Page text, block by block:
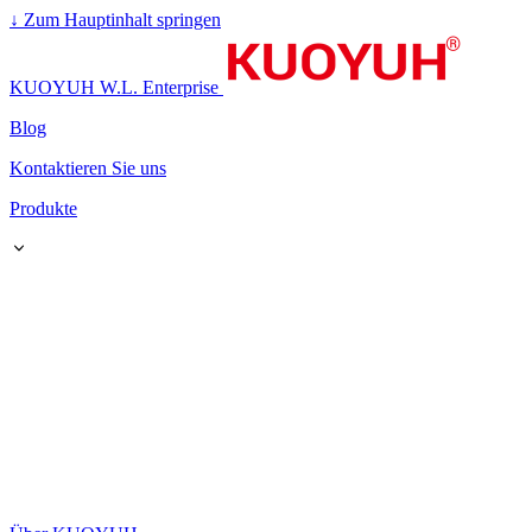
↓ Zum Hauptinhalt springen
KUOYUH W.L. Enterprise
Blog
Kontaktieren Sie uns
Produkte